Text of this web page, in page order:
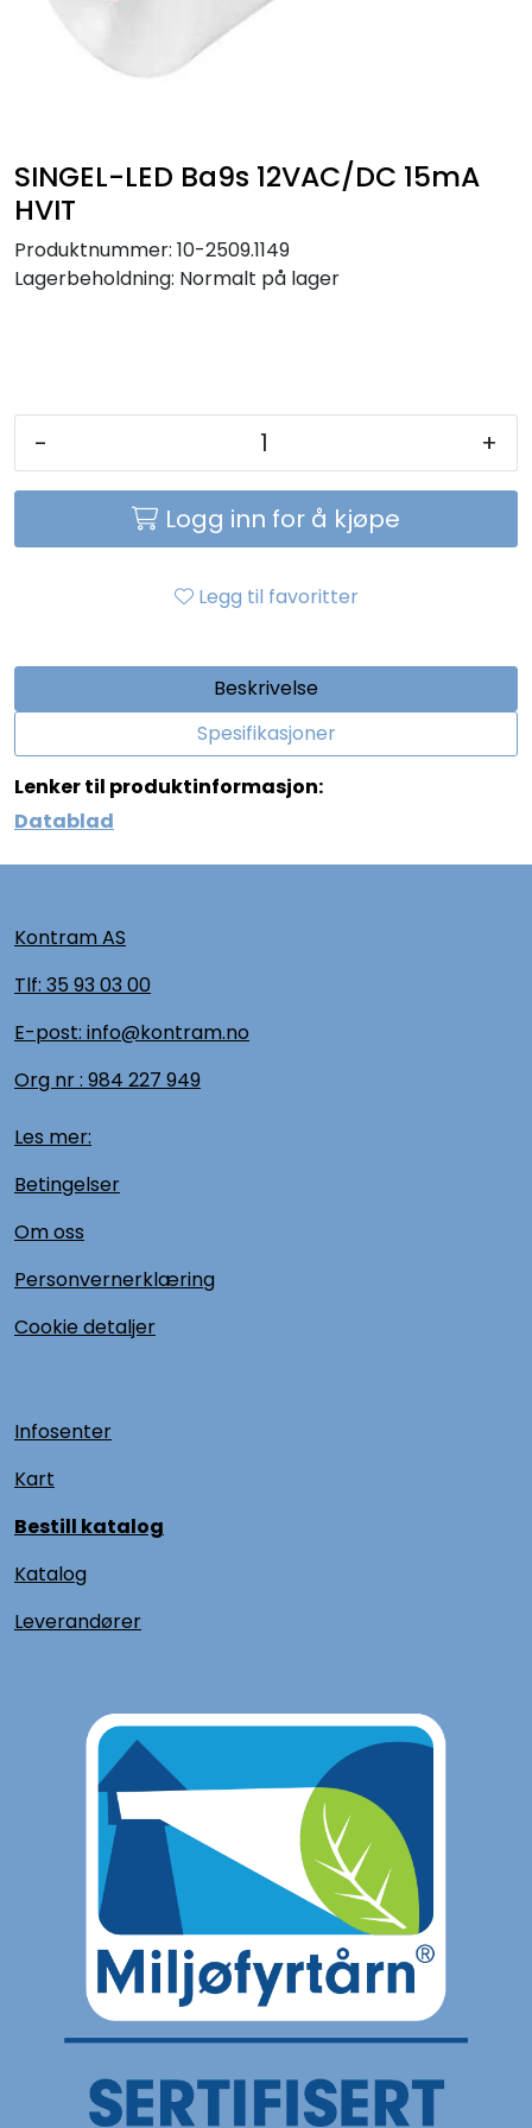
SINGEL-LED Ba9s 12VAC/DC 15mA
HVIT
Produktnummer: 10-2509.1149
Lagerbeholdning: Normalt på lager
- +
Logg inn for å kjøpe
Legg til favoritter
Beskrivelse
Spesifikasjoner
Lenker til produktinformasjon:
Datablad
Kontram AS
Tlf: 35 93 03 00
E-post: info@kontram.no
Org nr : 984 227 949
Les mer:
Betingelser
Om oss
Personvernerklæring
Cookie detaljer
Infosenter
Kart
Bestill katalog
Katalog
Leverandører
Sikringer